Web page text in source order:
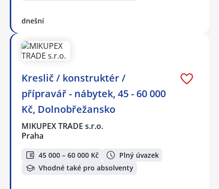
dnešní
Kreslič / konstruktér /
přípravář - nábytek, 45 - 60 000
Kč, Dolnobřežansko
MIKUPEX TRADE s.r.o.
Praha
45 000 – 60 000 Kč
Plný úvazek
Vhodné také pro absolventy